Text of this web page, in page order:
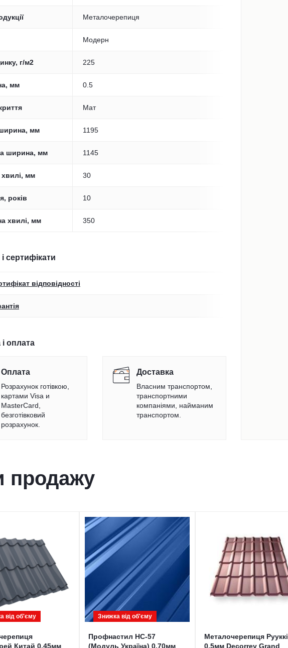
Металочерепиця
Модерн
г/м2 225
мм 0.5
Мат
мм 1195
ширина, мм 1145
мм 30
років 10
хвилі, мм 350
сертифікати
відповідності
оплата
Оплата
Розрахунок готівкою,
картами Visa и
MasterCard,
безготівковий
розрахунок.
Доставка
Власним транспортом,
транспортними
компаніями, найманим
транспортом.
продажу
від обʹєму
Китай 0,45мм
Знижка від обʹєму
Профнастил НС-57
(Модуль Україна) 0,70мм
Металочерепиця Рууккі
0,5мм Decorrey Grand